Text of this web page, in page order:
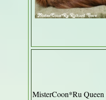
MisterCoon*Ru